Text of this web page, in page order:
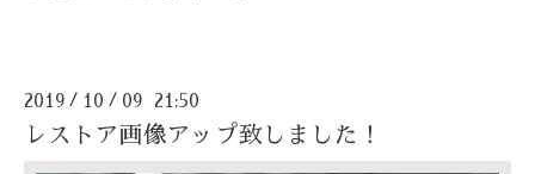
2019 / 10 / 09 21:50
レストア画像アップ致しました！